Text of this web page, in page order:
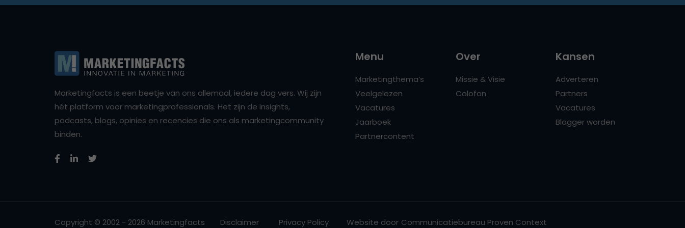
Marketingfacts is een beetje van ons allemaal, iedere dag vers. Wij zijn
hét platform voor marketingprofessionals. Het zijn de insights,
podcasts, blogs, opinies en recencies die ons als marketingcommunity
binden.
Menu
Marketingthema’s
Veelgelezen
Vacatures
Jaarboek
Partnercontent
Over
Missie & Visie
Colofon
Kansen
Adverteren
Partners
Vacatures
Blogger worden
Copyright © 2002 - 2026 Marketingfacts Disclaimer Privacy Policy Website door Communicatiebureau Proven Context